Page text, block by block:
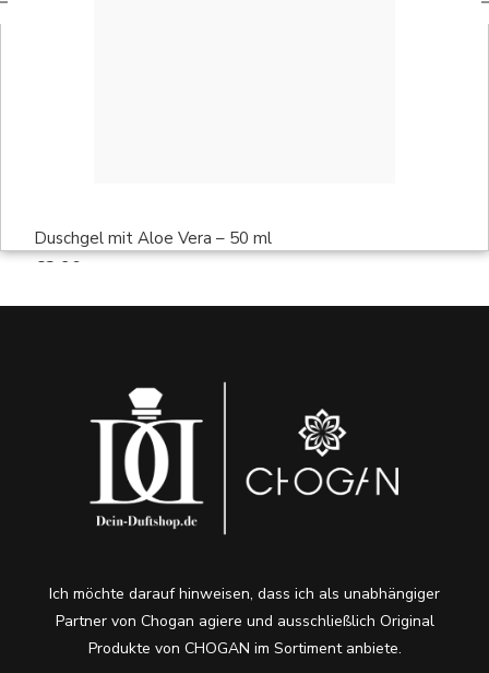
Duschgel mit Aloe Vera – 50 ml
€3,90
Ich möchte darauf hinweisen, dass ich als unabhängiger
Partner von Chogan agiere und ausschließlich Original
Produkte von CHOGAN im Sortiment anbiete.